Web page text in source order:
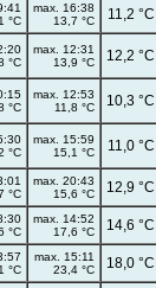
°C
max. 16:38
13,7 °C
11,2 °C
°C
max. 12:31
13,9 °C
12,2 °C
°C
max. 12:53
11,8 °C
10,3 °C
°C
max. 15:59
15,1 °C
11,0 °C
°C
max. 20:43
15,6 °C
12,9 °C
°C
max. 14:52
17,6 °C
14,6 °C
°C
max. 15:11
23,4 °C
18,0 °C